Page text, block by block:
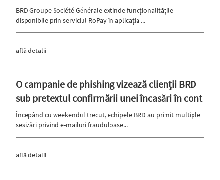
BRD Groupe Société Générale extinde funcționalitățile
disponibile prin serviciul RoPay în aplicația ...
află detalii
O campanie de phishing vizează clienții BRD
sub pretextul confirmării unei încasări în cont
Începând cu weekendul trecut, echipele BRD au primit multiple
sesizări privind e-mailuri frauduloase...
află detalii